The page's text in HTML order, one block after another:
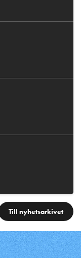
Till nyhetsarkivet